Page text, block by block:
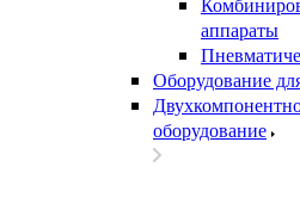
аппараты
Оборудование
оборудование